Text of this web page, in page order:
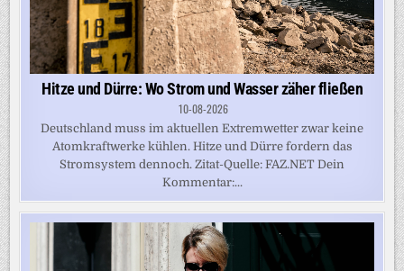
Hitze und Dürre: Wo Strom und Wasser zäher fließen
10-08-2026
Deutschland muss im aktuellen Extremwetter zwar keine
Atomkraftwerke kühlen. Hitze und Dürre fordern das
Stromsystem dennoch. Zitat-Quelle: FAZ.NET Dein
Kommentar:...